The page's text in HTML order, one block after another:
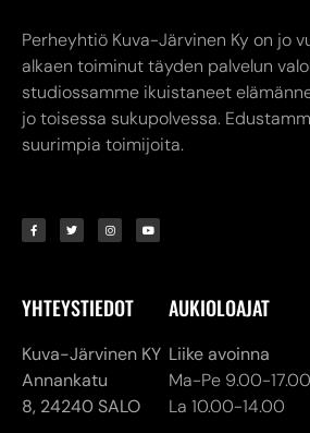
Perheyhtiö Kuva-Järvinen Ky on jo
alkaen toiminut täyden palvelun
studiossamme ikuistaneet
jo toisessa sukupolvessa.
suurimpia toimijoita.
YHTEYSTIEDOT
Kuva-Järvinen KY
Annankatu
8, 24240 SALO
AUKIOLOAJAT
Liike avoinna
Ma-Pe 9.00-17.00
La 10.00-14.00